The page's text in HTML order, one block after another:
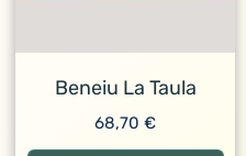
Beneiu La Taula
68,70€